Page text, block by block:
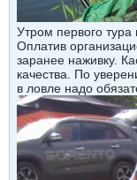
Утром первого
Оплатив
заранее наживку.
качества. По
в ловле надо